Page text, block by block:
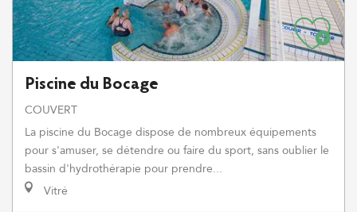
Piscine du Bocage
COUVERT
La piscine du Bocage dispose de nombreux équipements
pour s'amuser, se détendre ou faire du sport, sans oublier le
bassin d'hydrothérapie pour prendre...
Vitré